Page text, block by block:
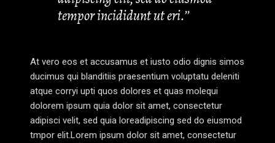
tempor incididunt ut eri.’’
At vero eos et accusamus et iusto odio dignis simos
ducimus qui blanditiis praesentium voluptatu deleniti
atque corryi upti quos dolores et quas molequi
dolorem ipsum quia dolor sit amet, consectetur
adipisci velit, sed quia loreadipiscing sed do eiusmod
tmpor elit.Lorem ipsum dolor sit amet, consectetur